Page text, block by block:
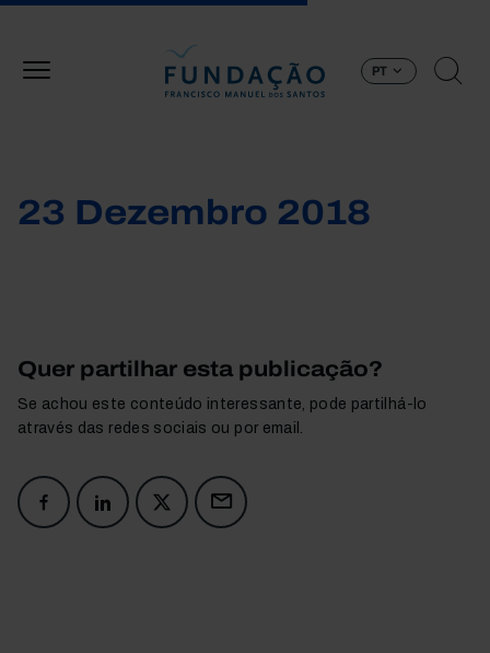
PT
23 Dezembro 2018
Quer partilhar esta publicação?
Se achou este conteúdo interessante, pode partilhá-lo
através das redes sociais ou por email.